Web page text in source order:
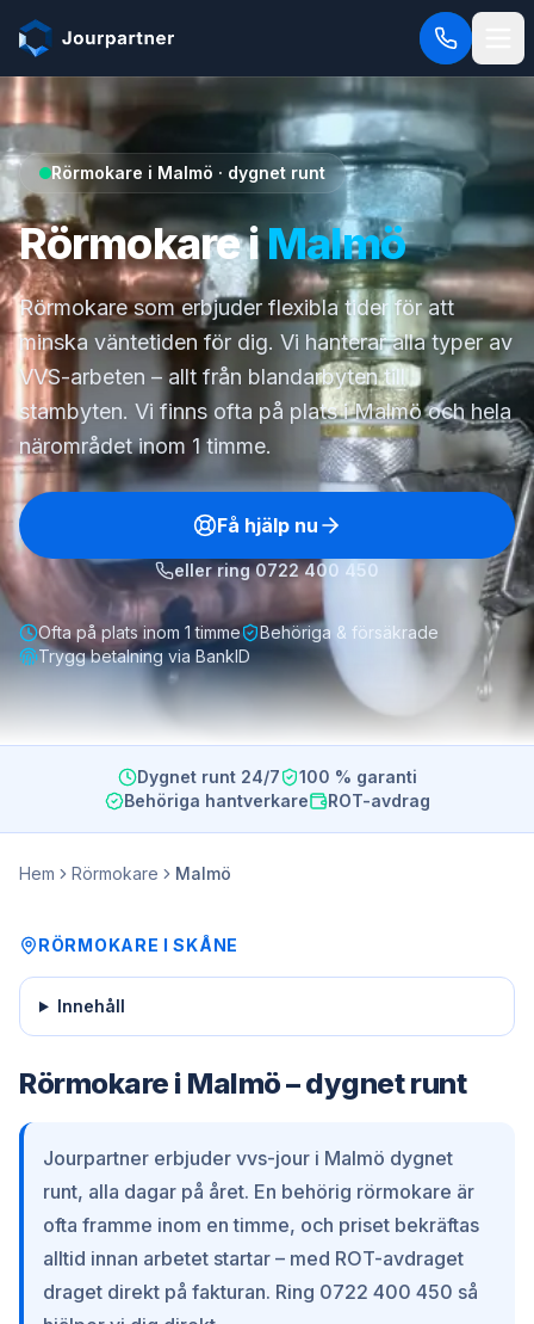
Hoppa till innehåll
Rörmokare i Malmö · dygnet runt
Rörmokare iMalmö
Rörmokare som erbjuder flexibla tider för att
minska väntetiden för dig. Vi hanterar alla typer av
VVS-arbeten – allt från blandarbyten till
stambyten. Vi finns ofta på plats i Malmö och hela
närområdet inom 1 timme.
Få hjälp nu
eller ring0722 400 450
Ofta på plats inom 1 timme
Behöriga & försäkrade
Trygg betalning via BankID
Dygnet runt 24/7
100 % garanti
Behöriga hantverkare
ROT-avdrag
Hem Rörmokare Malmö
RÖRMOKARE ISKÅNE
Innehåll
Rörmokare i Malmö – dygnet runt
Jourpartner erbjuder vvs-jour i Malmö dygnet
runt, alla dagar på året. En behörig rörmokare är
ofta framme inom en timme, och priset bekräftas
alltid innan arbetet startar – med ROT-avdraget
draget direkt på fakturan. Ring 0722 400 450 så